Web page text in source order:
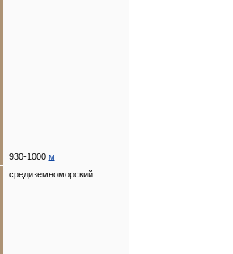
930-1000 м
средиземноморский